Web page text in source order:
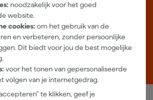
noodzakelijk voor het goed
website.
cookies: om het gebruik van de
en verbeteren, zonder persoonlijke
Dit biedt voor jou de best mogelijke
voor het tonen van gepersonaliseerde
volgen van je internetgedrag.
te klikken, geef je
08:00 - 18:00
16:00
25